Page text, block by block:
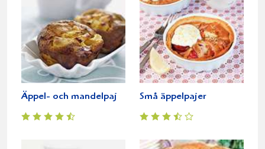
Äppel- och mandelpaj Små äppelpajer